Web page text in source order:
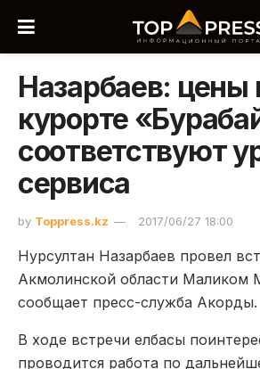
Назарбаев: цены
курорте
соответствуют
сервиса
by Toppress.kz 2017/06/27 18:00
Нурсултан Назарбаев провел
Акмолинской области Маликом
сообщает пресс-служба Акорды.
В ходе встречи елбасы
проводится работа по